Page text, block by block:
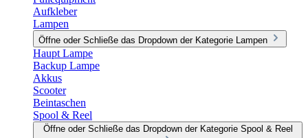
Aufkleber
Lampen
Öffne oder Schließe das Dropdown der Kategorie Lampen
Haupt Lampe
Backup Lampe
Akkus
Scooter
Beintaschen
Spool & Reel
Öffne oder Schließe das Dropdown der Kategorie Spool & Reel